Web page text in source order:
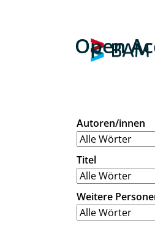
Open
Autoren/innen
Titel
Weitere